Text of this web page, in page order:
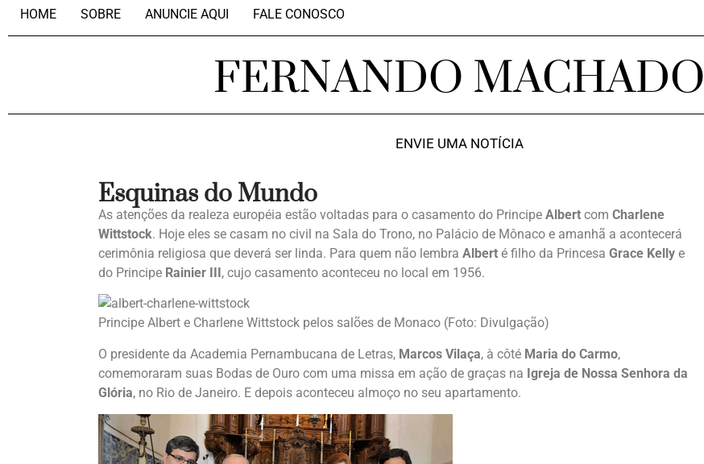
HOME SOBRE ANUNCIE AQUI FALE CONOSCO
FERNANDO MACHADO
ENVIE UMA NOTÍCIA
Esquinas do Mundo
As atenções da realeza européia estão voltadas para o casamento do Principe Albert com Charlene
Wittstock. Hoje eles se casam no civil na Sala do Trono, no Palácio de Mônaco e amanhã a acontecerá
cerimônia religiosa que deverá ser linda. Para quem não lembra Albert é filho da Princesa Grace Kelly e
do Principe Rainier III, cujo casamento aconteceu no local em 1956.
Principe Albert e Charlene Wittstock pelos salões de Monaco (Foto: Divulgação)
O presidente da Academia Pernambucana de Letras, Marcos Vilaça, à côté Maria do Carmo,
comemoraram suas Bodas de Ouro com uma missa em ação de graças na Igreja de Nossa Senhora da
Glória, no Rio de Janeiro. E depois aconteceu almoço no seu apartamento.